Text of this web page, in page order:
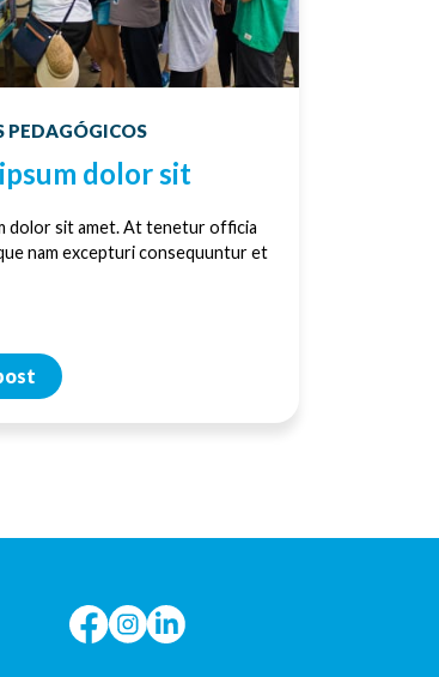
PEDAGÓGICOS
dolor sit
dolor sit amet. At tenetur officia
nam excepturi consequuntur et